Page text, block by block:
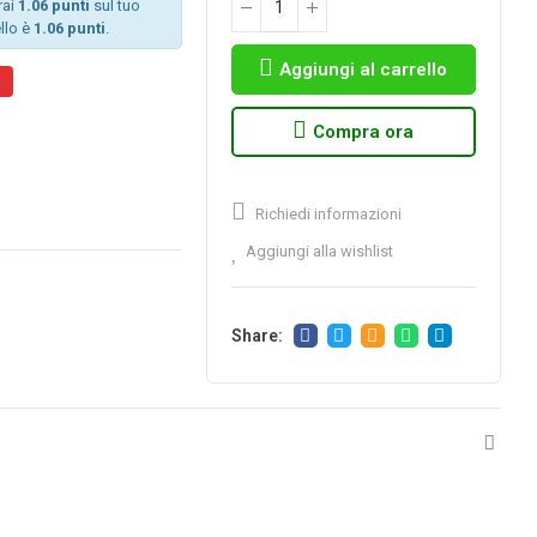
1.06 punti sul tuo
è 1.06 punti
Aggiungi al carrello
Compra ora
Richiedi informazioni
Aggiungi alla wishlist